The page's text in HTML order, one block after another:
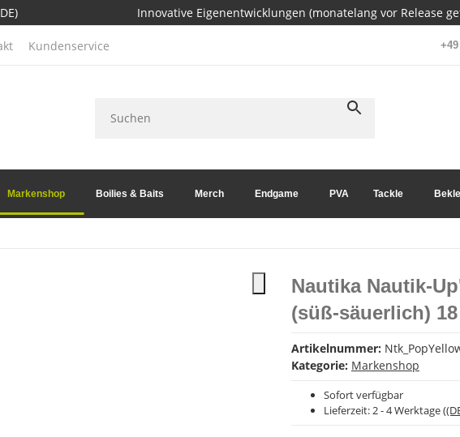
Innovative Eigenentwicklungen (monatelang vor Release
Kundenservice
Markenshop Boilies & Baits Merch Endgame PVA Tackle
Nautika Nautik-
(süß-säuerlich)
Artikelnummer:
Kategorie: Markenshop
Sofort verfügbar
Lieferzeit: 2 - 4 Werktage